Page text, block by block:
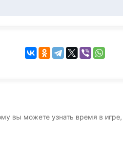
вы можете узнать время в